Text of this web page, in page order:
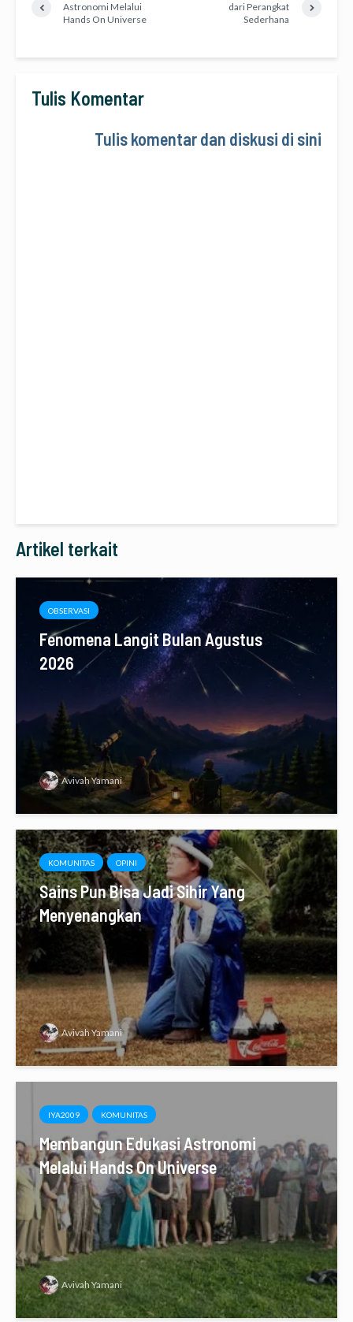
Astronomi Melalui
Hands On Universe
dari Perangkat
Sederhana
Tulis Komentar
Tulis komentar dan diskusi di sini
Artikel terkait
OBSERVASI
Fenomena Langit Bulan Agustus
2026
Avivah Yamani
KOMUNITAS OPINI
Sains Pun Bisa Jadi Sihir Yang
Menyenangkan
Avivah Yamani
IYA2009 KOMUNITAS
Membangun Edukasi Astronomi
Melalui Hands On Universe
Avivah Yamani